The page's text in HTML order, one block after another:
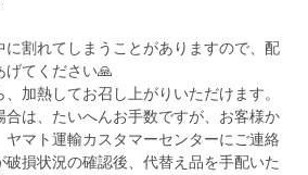
割れてしまうことがありますので、配
げてください🙏
加熱してお召し上がりいただけます。
は、たいへんお手数ですが、お客様か
ヤマト運輸カスタマーセンターにご連絡
破損状況の確認後、代替え品を手配いた